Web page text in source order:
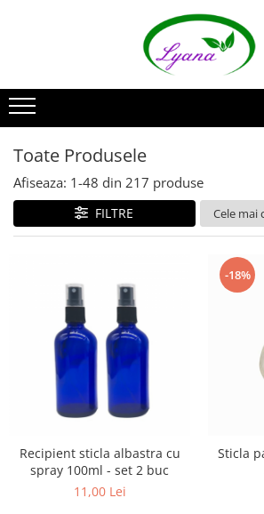
Sticlute rollon si creioane
aromaterapie
Sticlute cu picurator si sticlute cu
Sticlute pentru parfum
pentru lotiuni
Toate Produsele
Afiseaza: 1-48 din 217 produse
FILTRE
Recipient sticla albastra cu
spray 100ml - set 2 buc
11,00 Lei
-18%
Sticla